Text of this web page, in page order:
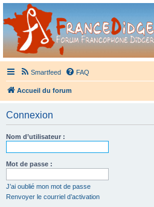
France Didgeridoo
Didgeridoo et Guimbarde sur France Didgeridoo -
Smartfeed FAQ
Accueil du forum
Connexion
Nom d’utilisateur :
Mot de passe :
J’ai oublié mon mot de passe
Renvoyer le courriel d’activation